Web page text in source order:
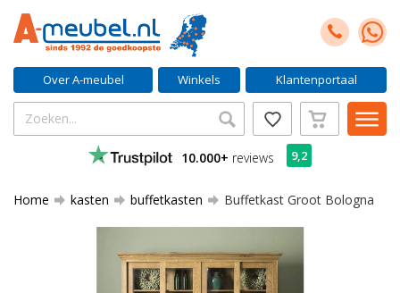
Over A-meubel Winkels Klantenportaal
10.000+ reviews 9,2
Home kasten buffetkasten Buffetkast Groot Bologna